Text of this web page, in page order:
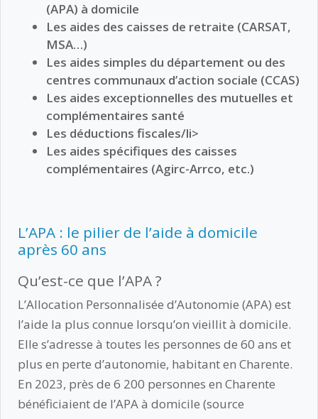
(APA) à domicile
Les aides des caisses de retraite (CARSAT,
MSA…)
Les aides simples du département ou des
centres communaux d’action sociale (CCAS)
Les aides exceptionnelles des mutuelles et
complémentaires santé
Les déductions fiscales/li>
Les aides spécifiques des caisses
complémentaires (Agirc-Arrco, etc.)
L’APA : le pilier de l’aide à domicile
après 60 ans
Qu’est-ce que l’APA ?
L’Allocation Personnalisée d’Autonomie (APA) est
l’aide la plus connue lorsqu’on vieillit à domicile.
Elle s’adresse à toutes les personnes de 60 ans et
plus en perte d’autonomie, habitant en Charente.
En 2023, près de 6 200 personnes en Charente
bénéficiaient de l’APA à domicile (source